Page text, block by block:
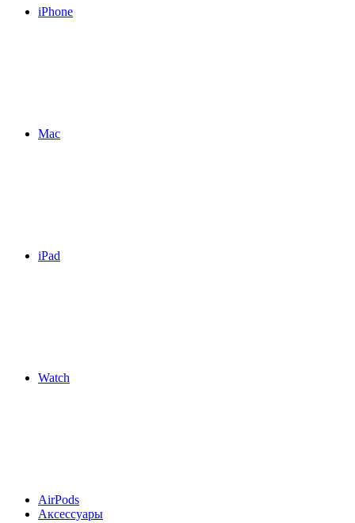
iPhone
Mac
iPad
Watch
AirPods
Аксессуары